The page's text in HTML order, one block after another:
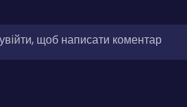
щоб написати коментар